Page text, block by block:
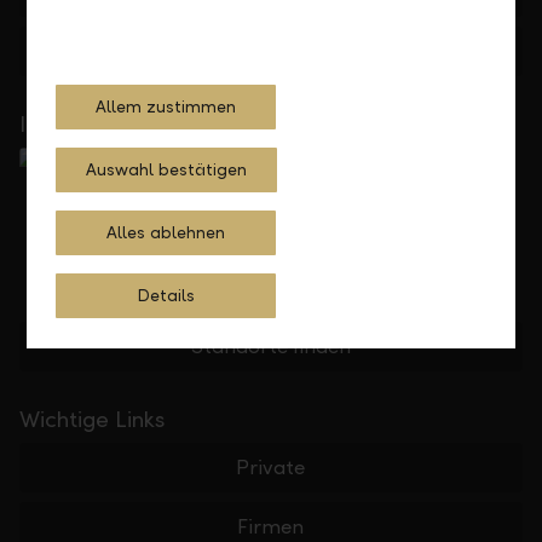
In Ihrer Nähe
Standorte finden
Wichtige Links
Private
Firmen
Allem zustimmen
Auswahl bestätigen
Alles ablehnen
Details